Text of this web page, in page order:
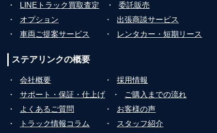
・
LINEトラック買取査定 ・
委託販売
・
オプション ・
出張商談サービス
・
車両ご提案サービス ・ レンタカー・短期リース
ステアリンクの概要
・ 会社概要 ・
採用情報
・
サポート・保証・仕上げ ・
ご購入までの流れ
・
よくあるご質問 ・
お客様の声
・
トラック情報コラム ・
スタッフ紹介